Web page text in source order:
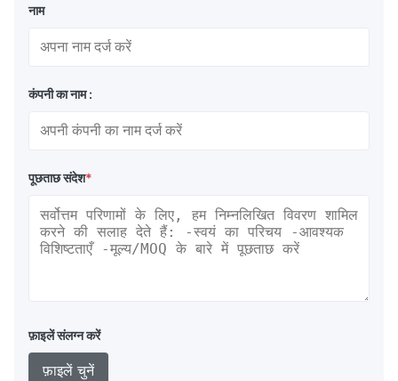
नाम
कंपनी का नाम :
पूछताछ संदेश*
फ़ाइलें संलग्न करें
फ़ाइलें चुनें